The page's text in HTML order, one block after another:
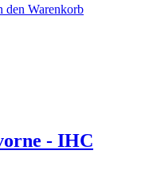
den Warenkorb
- IHC